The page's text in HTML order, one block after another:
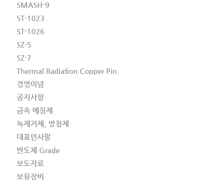
SMASH-9
ST-1023
ST-1026
SZ-5
SZ-7
Thermal Radiation Copper Pin
경영이념
공지사항
금속 에칭제
녹제거제, 방청제
대표인사말
반도체 Grade
보도자료
보유장비